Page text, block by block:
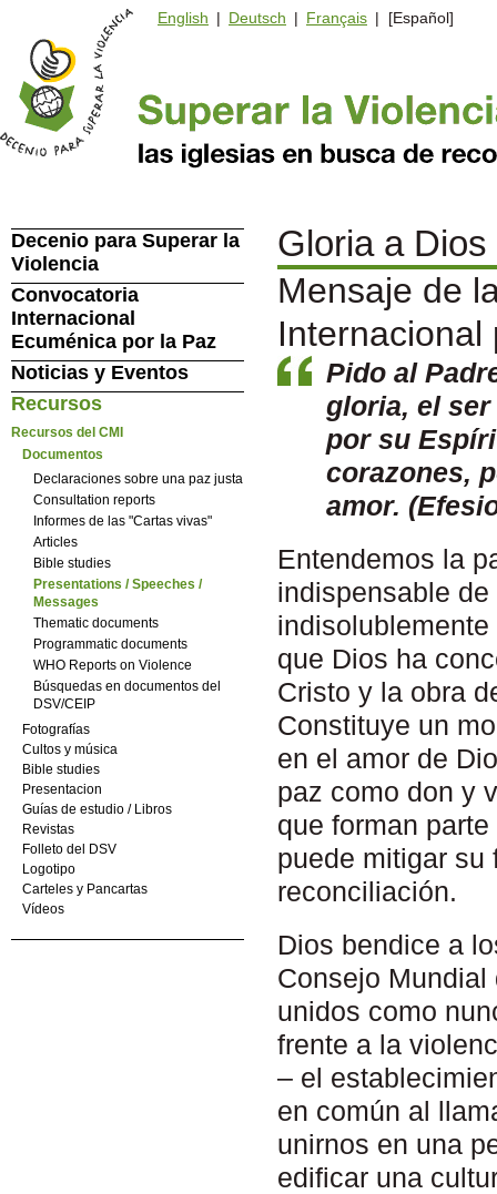
English | Deutsch | Français | [Español]
Gloria a
Mensaje de
Internacional
Pido al
gloria, el
por su
corazones,
amor. (
Entendemos la
indispensable
que Dios ha
Cristo y la obra
Constituye un
en el amor de
paz como don y
que forman
puede mitigar su
reconciliación.
Dios bendice a
Consejo
unidos como
frente a la
– el
en común al
unirnos en una
edificar una
Decenio para Superar la
Violencia
Convocatoria
Internacional
Ecuménica por la Paz
Noticias y Eventos
Recursos
Recursos del CMI
Documentos
Declaraciones sobre una paz justa
Consultation reports
Informes de las "Cartas vivas"
Articles
Bible studies
Presentations / Speeches /
Messages
Thematic documents
Programmatic documents
WHO Reports on Violence
Búsquedas en documentos del
DSV/CEIP
Fotografías
Cultos y música
Bible studies
Presentacion
Guías de estudio / Libros
Revistas
Folleto del DSV
Logotipo
Carteles y Pancartas
Vídeos